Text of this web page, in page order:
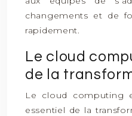
changements et de
rapidement.
Le cloud
de la
Le cloud computing
essentiel de la